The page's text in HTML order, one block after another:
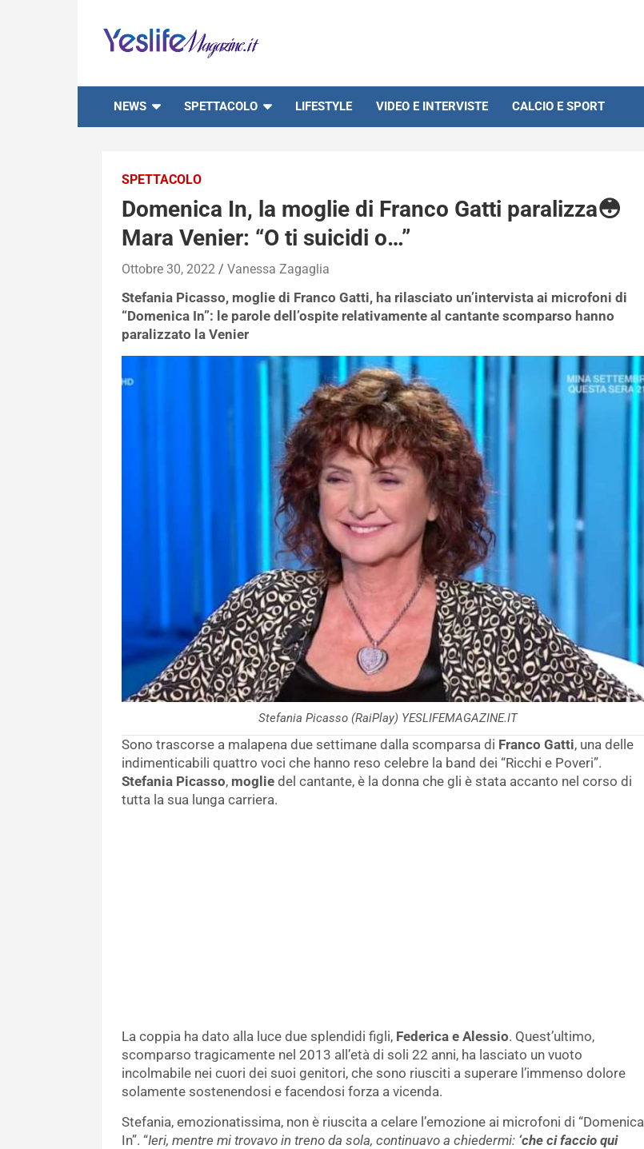
content
NEWS SPETTACOLO LIFESTYLE VIDEO E INTERVISTE CALCIO E SPORT
SPETTACOLO
Domenica In, la moglie di Franco Gatti paralizza😳
Mara Venier: “O ti suicidi o…”
Ottobre 30, 2022 Vanessa Zagaglia
Stefania Picasso, moglie di Franco Gatti, ha rilasciato un’intervista ai microfoni di
“Domenica In”: le parole dell’ospite relativamente al cantante scomparso hanno
paralizzato la Venier
Stefania Picasso (RaiPlay) YESLIFEMAGAZINE.IT
Sono trascorse a malapena due settimane dalla scomparsa di Franco Gatti, una delle
indimenticabili quattro voci che hanno reso celebre la band dei “Ricchi e Poveri”.
Stefania Picasso, moglie del cantante, è la donna che gli è stata accanto nel corso di
tutta la sua lunga carriera.
La coppia ha dato alla luce due splendidi figli, Federica e Alessio. Quest’ultimo,
scomparso tragicamente nel 2013 all’età di soli 22 anni, ha lasciato un vuoto
incolmabile nei cuori dei suoi genitori, che sono riusciti a superare l’immenso dolore
solamente sostenendosi e facendosi forza a vicenda.
Stefania, emozionatissima, non è riuscita a celare l’emozione ai microfoni di “Domenica
In”. “Ieri, mentre mi trovavo in treno da sola, continuavo a chiedermi: ‘che ci faccio qui